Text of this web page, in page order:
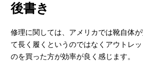
後書き
修理に関しては、アメリカでは靴自体
て長く履くというのではなくアウトレ
のを買った方が効率が良く感じます。